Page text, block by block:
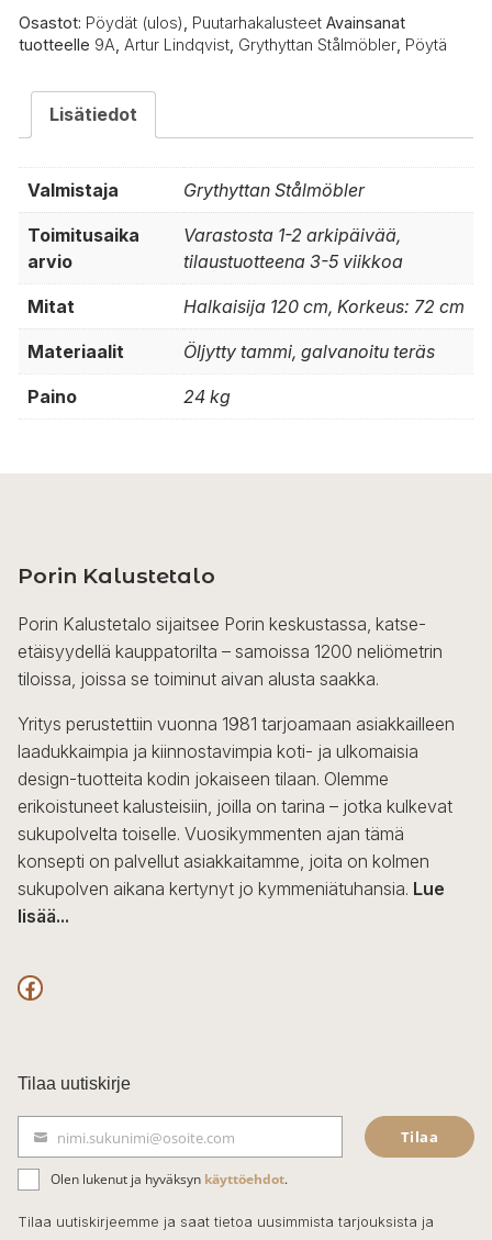
määrä
Osastot: Pöydät (ulos) Puutarhakalusteet Avainsanat
tuotteelle 9A Artur Lindqvist Grythyttan Stålmöbler Pöytä
Lisätiedot
Valmistaja Grythyttan Stålmöbler
Toimitusaika
arvio
Varastosta 1-2 arkipäivää,
tilaustuotteena 3-5 viikkoa
Mitat Halkaisija 120 cm, Korkeus: 72 cm
Materiaalit Öljytty tammi, galvanoitu teräs
Paino 24 kg
Porin Kalustetalo
Porin Kalustetalo sijaitsee Porin keskustassa, katse-
etäisyydellä kauppatorilta – samoissa 1200 neliömetrin
tiloissa, joissa se toiminut aivan alusta saakka.
Yritys perustettiin vuonna 1981 tarjoamaan asiakkailleen
laadukkaimpia ja kiinnostavimpia koti- ja ulkomaisia
design-tuotteita kodin jokaiseen tilaan. Olemme
erikoistuneet kalusteisiin, joilla on tarina – jotka kulkevat
sukupolvelta toiselle. Vuosikymmenten ajan tämä
konsepti on palvellut asiakkaitamme, joita on kolmen
sukupolven aikana kertynyt jo kymmeniätuhansia. Lue
lisää...
F
c
e
b
o
o
Tilaa uutiskirje
ä
h
k
nimi.sukunimi@osoite.com Tilaa
Olen lukenut ja hyväksyn käyttöehdot.
Tilaa uutiskirjeemme ja saat tietoa uusimmista tarjouksista ja